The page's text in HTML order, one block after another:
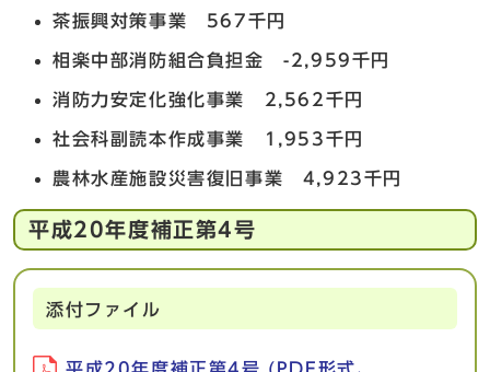
茶振興対策事業 567千円
相楽中部消防組合負担金 -2,959千円
消防力安定化強化事業 2,562千円
社会科副読本作成事業 1,953千円
農林水産施設災害復旧事業 4,923千円
平成20年度補正第4号
添付ファイル